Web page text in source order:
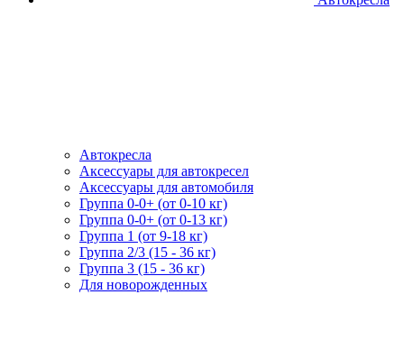
Автокресла
Аксессуары для автокресел
Аксессуары для автомобиля
Группа 0-0+ (от 0-10 кг)
Группа 0-0+ (от 0-13 кг)
Группа 1 (от 9-18 кг)
Группа 2/3 (15 - 36 кг)
Группа 3 (15 - 36 кг)
Для новорожденных